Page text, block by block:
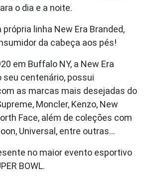
o dia e a noite.
linha New Era Branded,
da cabeça aos pés!
em Buffalo NY, a New Era
seu centenário, possui
as marcas mais desejadas do
Moncler, Kenzo, New
Face, além de coleções com
Universal, entre outras...
no maior evento esportivo
BOWL.